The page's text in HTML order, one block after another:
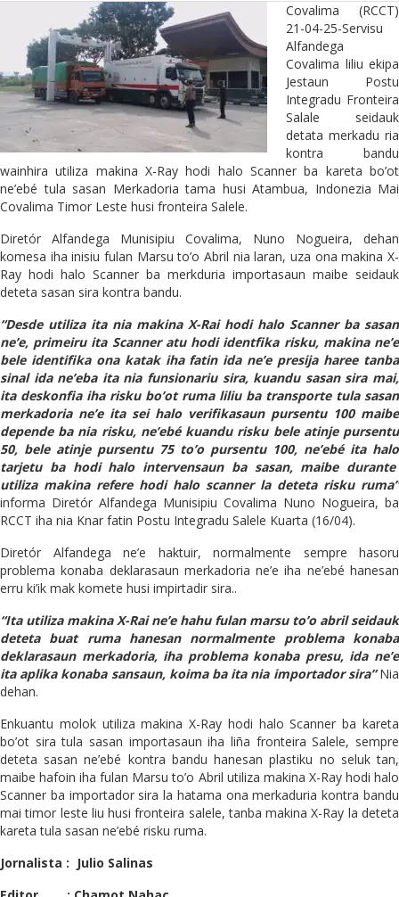
Covalima (RCCT)
21-04-25-Servisu
Alfandega
Covalima liliu ekipa
Jestaun Postu
Integradu Fronteira
Salale seidauk
detata merkadu ria
kontra bandu
wainhira utiliza makina X-Ray hodi halo Scanner ba kareta bo’ot
ne’ebé tula sasan Merkadoria tama husi Atambua, Indonezia Mai
Covalima Timor Leste husi fronteira Salele.
Diretór Alfandega Munisipiu Covalima, Nuno Nogueira, dehan
komesa iha inisiu fulan Marsu to’o Abril nia laran, uza ona makina X-
Ray hodi halo Scanner ba merkduria importasaun maibe seidauk
deteta sasan sira kontra bandu.
“Desde utiliza ita nia makina X-Rai hodi halo Scanner ba sasan
ne’e, primeiru ita Scanner atu hodi identfika risku, makina ne’e
bele identifika ona katak iha fatin ida ne’e presija haree tanba
sinal ida ne’eba ita nia funsionariu sira, kuandu sasan sira mai,
ita deskonfia iha risku bo’ot ruma liliu ba transporte tula sasan
merkadoria ne’e ita sei halo verifikasaun pursentu 100 maibe
depende ba nia risku, ne’ebé kuandu risku bele atinje pursentu
50, bele atinje pursentu 75 to’o pursentu 100, ne’ebé ita halo
tarjetu ba hodi halo intervensaun ba sasan, maibe durante
utiliza makina refere hodi halo scanner la deteta risku ruma”
informa Diretór Alfandega Munisipiu Covalima Nuno Nogueira, ba
RCCT iha nia Knar fatin Postu Integradu Salele Kuarta (16/04).
Diretór Alfandega ne’e haktuir, normalmente sempre hasoru
problema konaba deklarasaun merkadoria ne’e iha ne’ebé hanesan
erru ki’ik mak komete husi impirtadir sira..
“Ita utiliza makina X-Rai ne’e hahu fulan marsu to’o abril seidauk
deteta buat ruma hanesan normalmente problema konaba
deklarasaun merkadoria, iha problema konaba presu, ida ne’e
ita aplika konaba sansaun, koima ba ita nia importador sira”Nia
dehan.
Enkuantu molok utiliza makina X-Ray hodi halo Scanner ba kareta
bo’ot sira tula sasan importasaun iha liña fronteira Salele, sempre
deteta sasan ne’ebé kontra bandu hanesan plastiku no seluk tan,
maibe hafoin iha fulan Marsu to’o Abril utiliza makina X-Ray hodi halo
Scanner ba importador sira la hatama ona merkaduria kontra bandu
mai timor leste liu husi fronteira salele, tanba makina X-Ray la deteta
kareta tula sasan ne’ebé risku ruma.
Jornalista : Julio Salinas